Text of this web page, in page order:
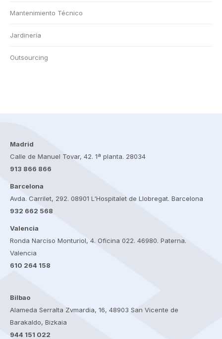
Mantenimiento Técnico
Jardinería
Outsourcing
Madrid
Calle de Manuel Tovar, 42. 1ª planta. 28034
913 866 866
Barcelona
Avda. Carrilet, 292. 08901 L'Hospitalet de Llobregat. Barcelona
932 662 568
Valencia
Ronda Narciso Monturiol, 4. Oficina 022. 46980. Paterna.
Valencia
610 264 158
Bilbao
Alameda Serralta Zvmardia, 16, 48903 San Vicente de
Barakaldo, Bizkaia
944 151 022